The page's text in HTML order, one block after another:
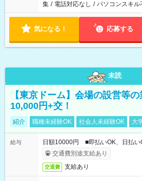
集 / 電話対応なし / パソコンスキル
気になる！ 応募する
未読
【東京ドーム】会場の設営等
10,000円+交！
紹介 職種未経験OK 社会人未経験OK 大
給与
日額10000円 ■即払いOK、日払い
交通費別途支給あり
交通費 支給あり